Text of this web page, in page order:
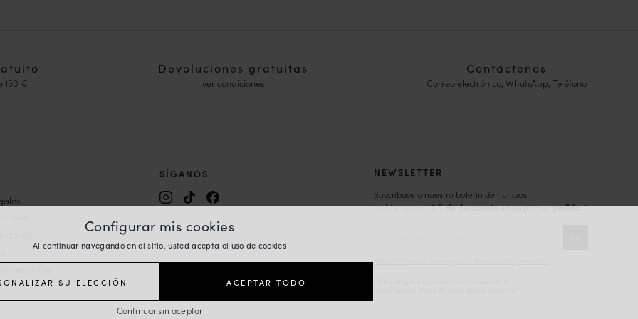
Configurar mis cookies
Al continuar navegando en el sitio, usted acepta el uso de cookies
SU ELECCIÓN ACEPTAR TODO
Continuar sin aceptar
150 €
Devoluciones gratuitas
ver condiciones
Contáctenos
Correo electrónico, WhatsApp, Teléfono
Plataforma Mujer
SÍGANOS NEWSLETTER
Suscríbase a nuestro boletín de noticias
y obtenga un10 % de descuento en su primer pedido..*